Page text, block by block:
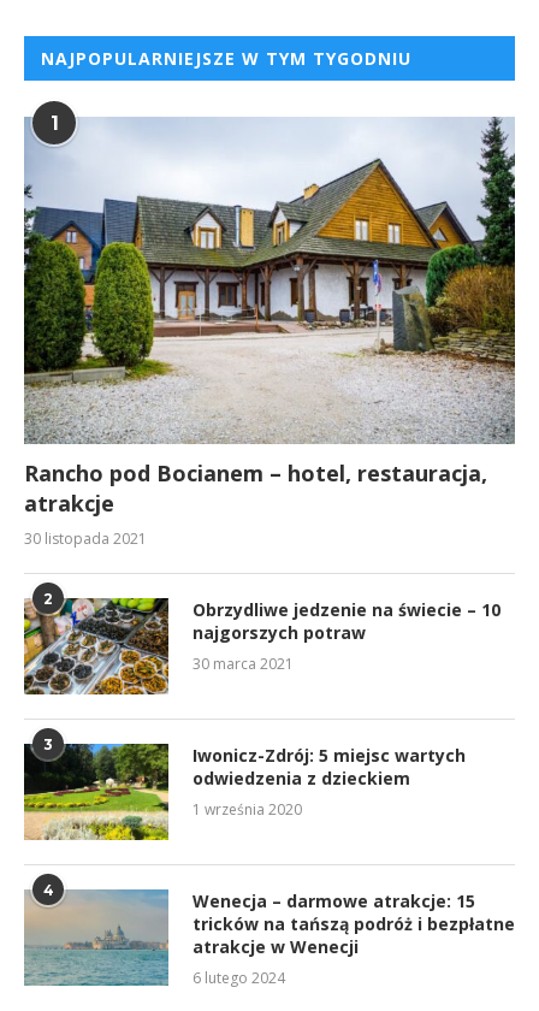
NAJPOPULARNIEJSZE W TYM TYGODNIU
1
Rancho pod Bocianem – hotel, restauracja,
atrakcje
30 listopada 2021
2
Obrzydliwe jedzenie na świecie – 10
najgorszych potraw
30 marca 2021
3
Iwonicz-Zdrój: 5 miejsc wartych
odwiedzenia z dzieckiem
1 września 2020
4
Wenecja – darmowe atrakcje: 15
tricków na tańszą podróż i bezpłatne
atrakcje w Wenecji
6 lutego 2024